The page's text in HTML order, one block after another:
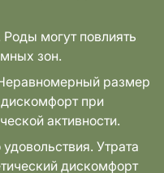
могут повлиять
зон.
размер
при
активности.
Утрата
дискомфорт